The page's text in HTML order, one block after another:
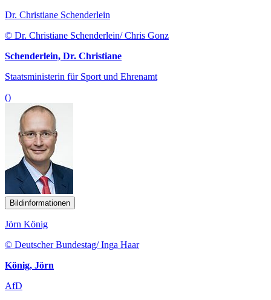
Dr. Christiane Schenderlein
© Dr. Christiane Schenderlein/ Chris Gonz
Schenderlein, Dr. Christiane
Staatsministerin für Sport und Ehrenamt
()
Bildinformationen
Jörn König
© Deutscher Bundestag/ Inga Haar
König, Jörn
AfD